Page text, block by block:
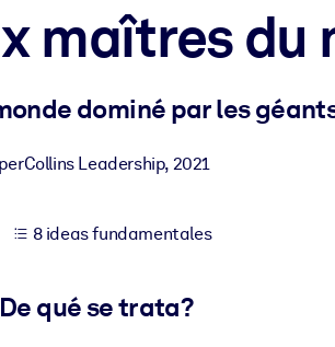
usar.
maîtres du
dominé par les
Leadership, 2021
8 ideas fundamentales
qué se trata?